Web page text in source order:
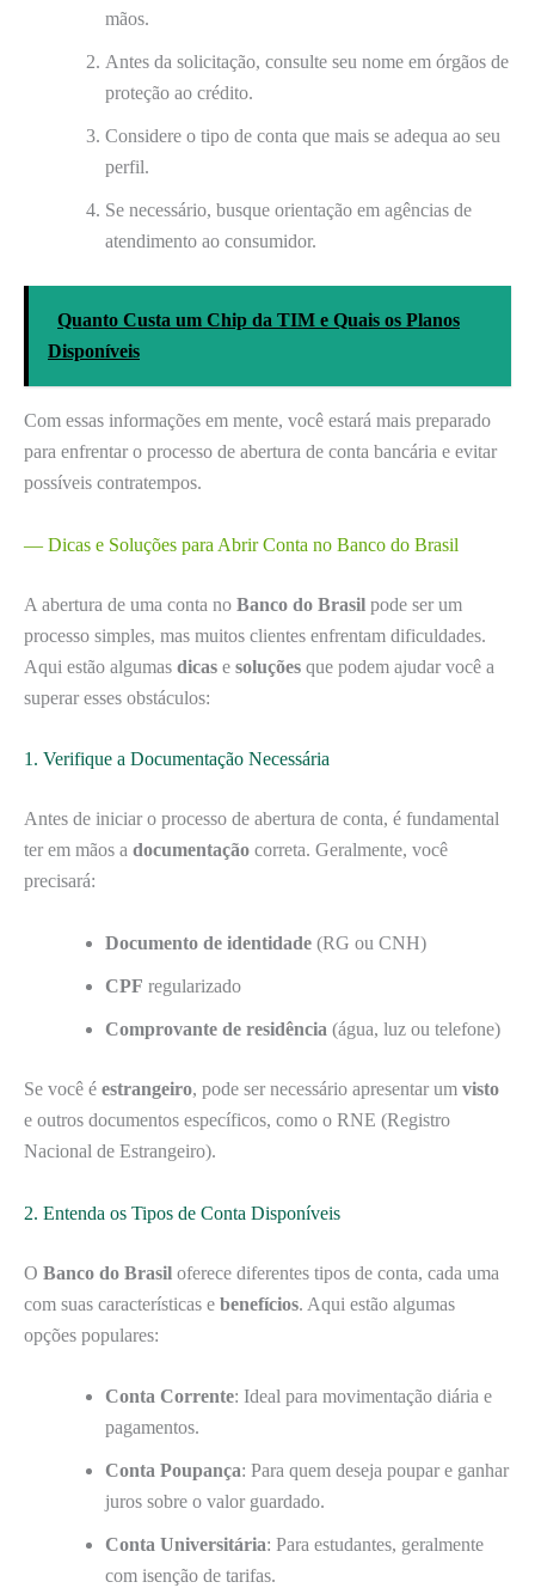
mãos.
Antes da solicitação, consulte seu nome em órgãos de
proteção ao crédito.
Considere o tipo de conta que mais se adequa ao seu
perfil.
Se necessário, busque orientação em agências de
atendimento ao consumidor.
Quanto Custa um Chip da TIM e Quais os Planos
Disponíveis
Com essas informações em mente, você estará mais preparado
para enfrentar o processo de abertura de conta bancária e evitar
possíveis contratempos.
— Dicas e Soluções para Abrir Conta no Banco do Brasil
A abertura de uma conta no Banco do Brasil pode ser um
processo simples, mas muitos clientes enfrentam dificuldades.
Aqui estão algumas dicas e soluções que podem ajudar você a
superar esses obstáculos:
1. Verifique a Documentação Necessária
Antes de iniciar o processo de abertura de conta, é fundamental
ter em mãos a documentação correta. Geralmente, você
precisará:
Documento de identidade (RG ou CNH)
CPF regularizado
Comprovante de residência (água, luz ou telefone)
Se você é estrangeiro, pode ser necessário apresentar um visto
e outros documentos específicos, como o RNE (Registro
Nacional de Estrangeiro).
2. Entenda os Tipos de Conta Disponíveis
O Banco do Brasil oferece diferentes tipos de conta, cada uma
com suas características e benefícios. Aqui estão algumas
opções populares:
Conta Corrente: Ideal para movimentação diária e
pagamentos.
Conta Poupança: Para quem deseja poupar e ganhar
juros sobre o valor guardado.
Conta Universitária: Para estudantes, geralmente
com isenção de tarifas.